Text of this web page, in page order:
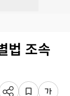
법 조속